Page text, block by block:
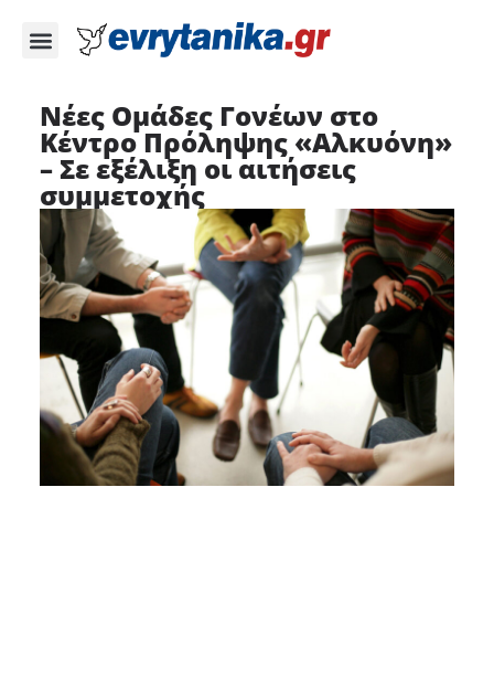
Νέες Ομάδες Γονέων στο
Κέντρο Πρόληψης «Αλκυόνη»
– Σε εξέλιξη οι αιτήσεις
συμμετοχής